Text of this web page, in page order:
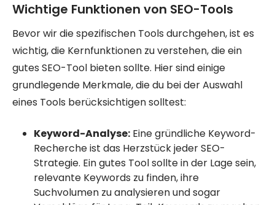
Wichtige Funktionen von SEO-Tools
Bevor wir die spezifischen Tools durchgehen, ist es
wichtig, die Kernfunktionen zu verstehen, die ein
gutes SEO-Tool bieten sollte. Hier sind einige
grundlegende Merkmale, die du bei der Auswahl
eines Tools berücksichtigen solltest:
Keyword-Analyse: Eine gründliche Keyword-
Recherche ist das Herzstück jeder SEO-
Strategie. Ein gutes Tool sollte in der Lage sein,
relevante Keywords zu finden, ihre
Suchvolumen zu analysieren und sogar